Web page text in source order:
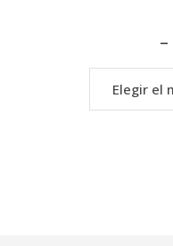
–
–
Archivo
–